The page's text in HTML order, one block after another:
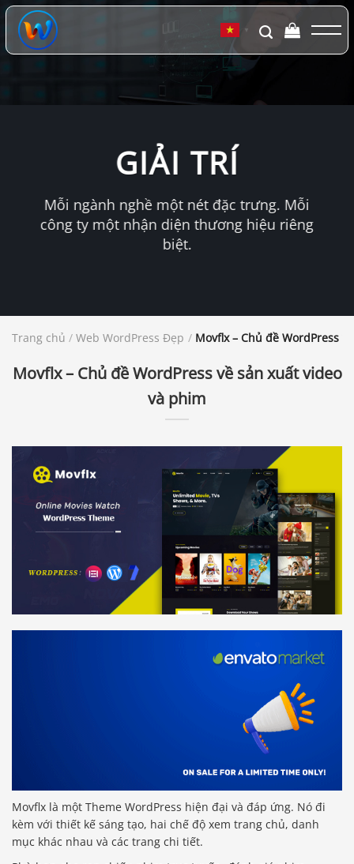
Chuyển
đến
dung
▼
GIẢI TRÍ
Mỗi ngành nghề một nét đặc trưng. Mỗi
công ty một nhận diện thương hiệu riêng
biệt.
Trang chủ / Web WordPress Đẹp / Movflx – Chủ đề WordPress
Movflx – Chủ đề WordPress về sản xuất video
và phim
Movflx là một Theme WordPress hiện đại và đáp ứng. Nó đi
kèm với thiết kế sáng tạo, hai chế độ xem trang chủ, danh
mục khác nhau và các trang chi tiết.